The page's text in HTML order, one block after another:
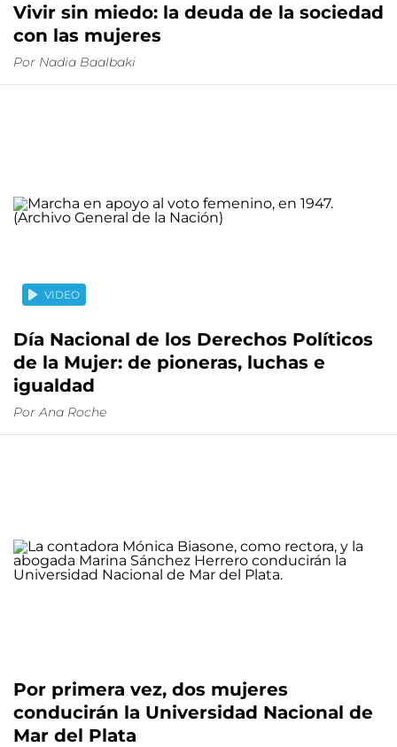
Vivir sin miedo: la deuda de la sociedad
con las mujeres
Por Nadia Baalbaki
VIDEO
Día Nacional de los Derechos Políticos
de la Mujer: de pioneras, luchas e
igualdad
Por Ana Roche
Por primera vez, dos mujeres
conducirán la Universidad Nacional de
Mar del Plata